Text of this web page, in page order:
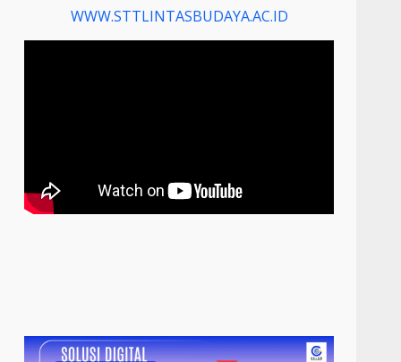
WWW.STTLINTASBUDAYA.AC.ID